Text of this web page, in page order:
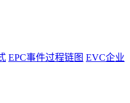
EPC事件过程链图 EVC企业